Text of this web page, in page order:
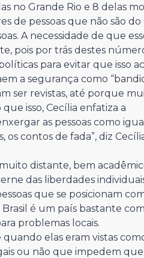
no Grande Rio e 8 delas
de pessoas que não são do
A necessidade de que
pois por trás destes
para evitar que isso
a segurança como
ser revistas, até porque
isso, Cecília enfatiza a
as pessoas como
contos de fada”, diz
distante, bem
das liberdades
que se posicionam
é um país bastante
problemas locais.
quando elas eram vistas
ou não que impedem que